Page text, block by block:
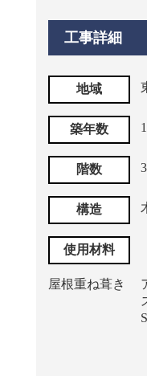
工事詳細
地域
築年数
階数
構造
使用材料
屋根重ね葺き